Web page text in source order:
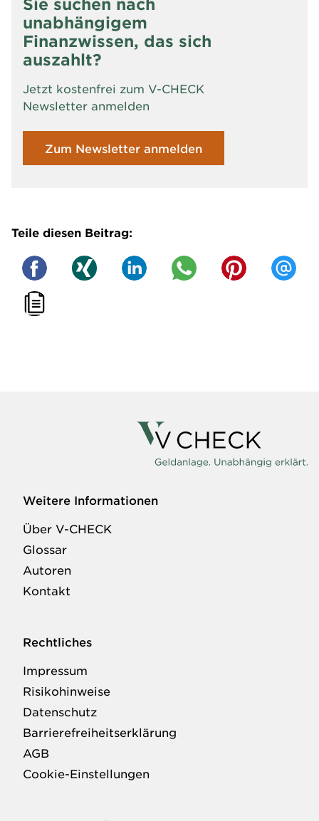
unabhängigem
Finanzwissen, das sich
auszahlt?
Jetzt kostenfrei zum V-CHECK
Newsletter anmelden
Zum Newsletter anmelden
Teile diesen Beitrag:
Weitere Informationen
Über V-CHECK
Glossar
Autoren
Kontakt
Rechtliches
Impressum
Risikohinweise
Datenschutz
Barrierefreiheitserklärung
AGB
Cookie-Einstellungen